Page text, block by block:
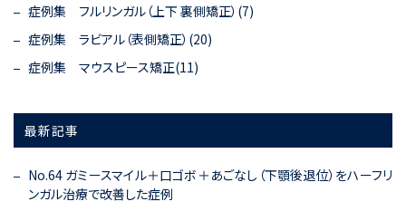
症例集 フルリンガル（上下 裏側矯正）(7)
症例集 ラビアル（表側矯正）(20)
症例集 マウスピース矯正(11)
最新記事
No.64 ガミースマイル＋口ゴボ＋あごなし（下顎後退位）をハーフリ
ンガル治療で改善した症例